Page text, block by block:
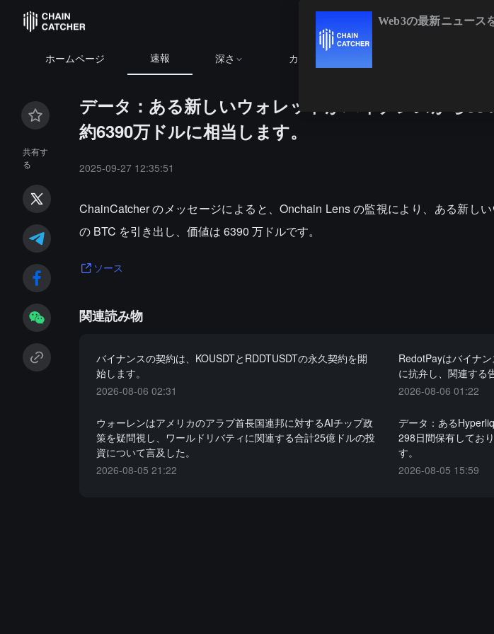
ホームページ 速報 深さ カレンダー
共有す
る
データ：ある新しいウォレットがバイナンスから
約6390万ドルに相当します。
2025-09-27 12:35:51
ChainCatcher のメッセージによると、Onchain Lens の監視により、ある新し
の BTC を引き出し、価値は 6390 万ドルです。
ソース
関連読み物
バイナンスの契約は、KOUSDTとRDDTUSDTの永久契約を開
始します。
2026-08-06 02:31
RedotPayはバイナ
に抗弁し、関連する
2026-08-06 01:22
ウォーレンはアメリカのアラブ首長国連邦に対するAIチップ政
策を疑問視し、ワールドリバティに関連する合計25億ドルの投
資について言及した。
2026-08-05 21:22
データ：ある
298日間保有してお
す。
2026-08-05 15:59
Web3の最新ニュース